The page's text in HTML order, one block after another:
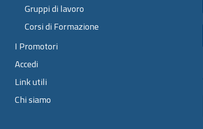
Gruppi di lavoro
Corsi di Formazione
I Promotori
Accedi
Link utili
Chi siamo